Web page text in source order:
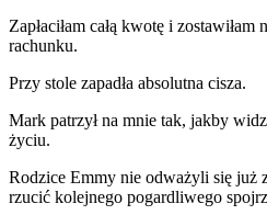
Zapłaciłam całą kwotę i
rachunku.
Przy stole zapadła absolutna cisza.
Mark patrzył na mnie tak, jakby
życiu.
Rodzice Emmy nie odważyli się już
rzucić kolejnego pogardliwego